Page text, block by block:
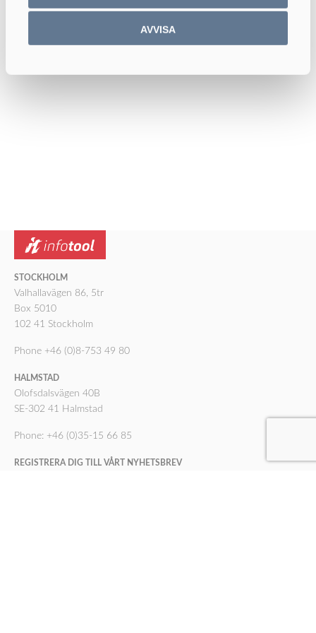
AVVISA
acceptanstest efter fyra veckor och att systemet skall vara
STOCKHOLM
Valhallavägen 86, 5tr
Box 5010
102 41 Stockholm
Phone +46 (0)8-753 49 80
HALMSTAD
Olofsdalsvägen 40B
SE-302 41 Halmstad
Phone: +46 (0)35-15 66 85
REGISTRERA DIG TILL VÅRT NYHETSBREV